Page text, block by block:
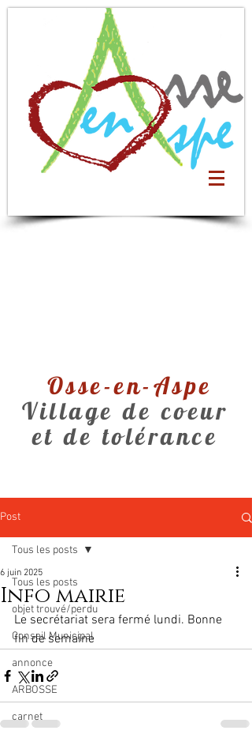
Osse-en-Aspe
Village de coeur
et de tolérance
Post
Tous les posts
objet trouvé/perdu
Conseil Municipal
annonce
ARBOSSE
carnet
Tous les posts
Info mairie
6 juin 2025
Le secrétariat sera fermé lundi. Bonne
fin de semaine